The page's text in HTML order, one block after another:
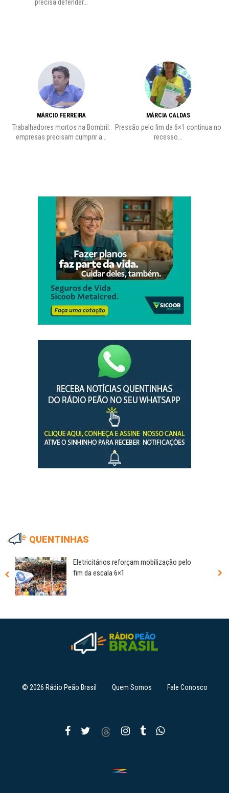
precisa defender...
MÁRCIO FERREIRA
Trabalhadores mortos na Bombril:
empresas precisam cumprir a...
MÁRCIA CALDAS
Pressão pelo fim da 6×1 continua no
recesso...
QUENTINHAS
Eletricitários reforçam mobilização pelo
fim da escala 6×1
© 2026 Rádio Peão Brasil Quem Somos Fale Conosco